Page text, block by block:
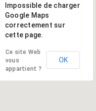
Impossible de charger
Google Maps
correctement sur
cette page.
Ce site Web
vous
appartient ?
OK